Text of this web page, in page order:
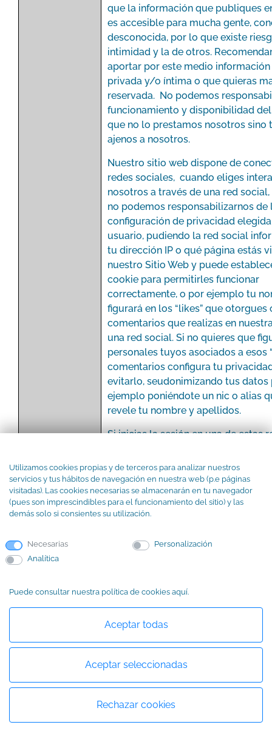
Utilizamos cookies propias y de terceros para analizar nuestros
servicios y tus hábitos de navegación en nuestra web (p.e páginas
visitadas). Las cookies necesarias se almacenarán en tu navegador
(pues son imprescindibles para el funcionamiento del sitio) y las
demás solo si consientes su utilización.
Necesarias
Personalización
Analítica
Puede consultar nuestra política de cookies aquí.
Aceptar todas
Aceptar seleccionadas
Rechazar cookies
y apps de
mensajería
que la información que publiques
es accesible para mucha gente,
desconocida, por lo que existe
intimidad y la de otros.
aportar por este medio información
privada y/o íntima o que quieras
reservada. No podemos
funcionamiento y disponibilidad
que no lo prestamos nosotros sino
ajenos a nosotros.
Nuestro sitio web dispone de
redes sociales, cuando eliges
nosotros a través de una red
no podemos responsabilizarnos de
configuración de privacidad
usuario, pudiendo la red social
tu dirección IP o qué página estás
nuestro Sitio Web y puede
cookie para permitirles funcionar
correctamente, o por ejemplo tu
figurará en los “likes” que otorgues
comentarios que realizas en
una red social. Si no quieres que
personales tuyos asociados a esos
comentarios configura tu
evitarlo, seudonimizando tus datos
ejemplo poniéndote un nic o alias
revele tu nombre y apellidos.
Si inicias la sesión en una de estas
sitios web o aplicaciones móviles,
podrá añadir esa información a tu
información será transferida a la
no quieres que se realice esa
móviles, ya que no está en nuestra
en una red social, decide publicar
compartir textos, fotos, vídeos y
información y/o contenidos éste
responsable de que dichos
Te recordamos que, con respecto
de otras personas, debes respetar
privacidad teniendo especial